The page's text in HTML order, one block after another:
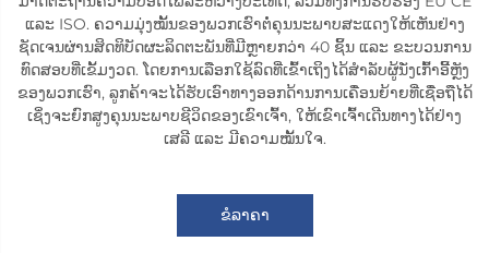
ແລະ ISO. ຄວາມມຸ່ງໝັ້ນຂອງພວກເຮົາຕໍ່ຄຸນນະພາບສະແດງໃຫ້ເຫັນຢ່າງ
ຊັດເຈນຜ່ານສິດທິບັດຜະລິດຕະພັນທີ່ມີຫຼາຍກວ່າ 40 ຊິ້ນ ແລະ ຂະບວນການ
ທົດສອບທີ່ເຂັ້ມງວດ. ໂດຍການເລືອກໃຊ້ລົດທີ່ເຂົ້າເຖິງໄດ້ສຳລັບຜູ້ນັ່ງເກົ້າອີ້ຫຼັງ
ຂອງພວກເຮົາ, ລູກຄ້າຈະໄດ້ຮັບເອົາທາງອອກດ້ານການເຄື່ອນຍ້າຍທີ່ເຊື່ອຖືໄດ້
ເຊິ່ງຈະຍົກສູງຄຸນນະພາບຊີວິດຂອງເຂົາເຈົ້າ, ໃຫ້ເຂົາເຈົ້າເດີນທາງໄດ້ຢ່າງ
ເສລີ ແລະ ມີຄວາມໝັ້ນໃຈ.
ຂໍລາຄາ